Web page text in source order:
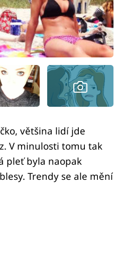
většina lidí jde
V minulosti tomu tak
pleť byla naopak
Trendy se ale mění